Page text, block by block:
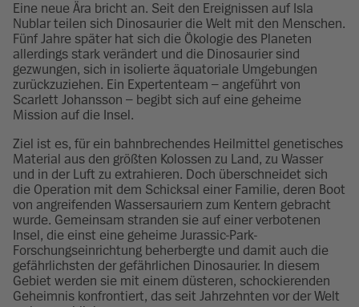
Eine neue Ära bricht an. Seit den Ereignissen auf Isla
Nublar teilen sich Dinosaurier die Welt mit den Menschen.
Fünf Jahre später hat sich die Ökologie des Planeten
allerdings stark verändert und die Dinosaurier sind
gezwungen, sich in isolierte äquatoriale Umgebungen
zurückzuziehen. Ein Expertenteam – angeführt von
Scarlett Johansson – begibt sich auf eine geheime
Mission auf die Insel.
Ziel ist es, für ein bahnbrechendes Heilmittel genetisches
Material aus den größten Kolossen zu Land, zu Wasser
und in der Luft zu extrahieren. Doch überschneidet sich
die Operation mit dem Schicksal einer Familie, deren Boot
von angreifenden Wassersauriern zum Kentern gebracht
wurde. Gemeinsam stranden sie auf einer verbotenen
Insel, die einst eine geheime Jurassic-Park-
Forschungseinrichtung beherbergte und damit auch die
gefährlichsten der gefährlichen Dinosaurier. In diesem
Gebiet werden sie mit einem düsteren, schockierenden
Geheimnis konfrontiert, das seit Jahrzehnten vor der Welt